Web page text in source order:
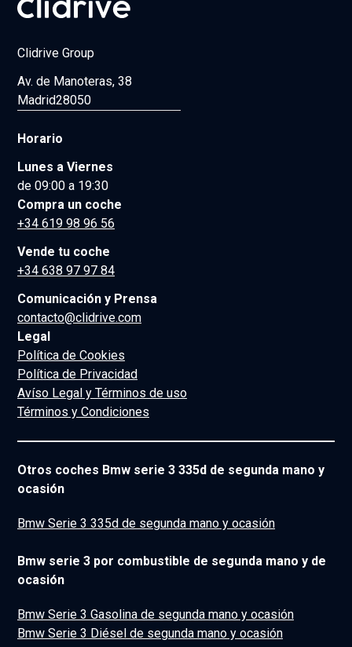
Clidrive Group
Av. de Manoteras, 38
Madrid28050
Horario
Lunes a Viernes
de 09:00 a 19:30
Compra un coche
+34 619 98 96 56
Vende tu coche
+34 638 97 97 84
Comunicación y Prensa
contacto@clidrive.com
Legal
Política de Cookies
Política de Privacidad
Avíso Legal y Términos de uso
Términos y Condiciones
Otros coches Bmw serie 3 335d de segunda mano y
ocasión
Bmw Serie 3 335d de segunda mano y ocasión
Bmw serie 3 por combustible de segunda mano y de
ocasión
Bmw Serie 3 Gasolina de segunda mano y ocasión
Bmw Serie 3 Diésel de segunda mano y ocasión